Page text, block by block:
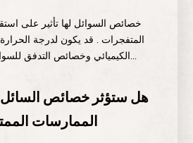
خصائص السوائل لها تأثير على
المتفجرات . قد يكون لدرجة
الكيميائي وخصائص التدفق للسوائل درجات متفاو...
هل ستؤثر خصائص السائل
الممارسات